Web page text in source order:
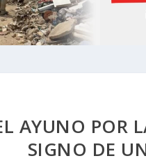
AYUNO POR
SIGNO DE